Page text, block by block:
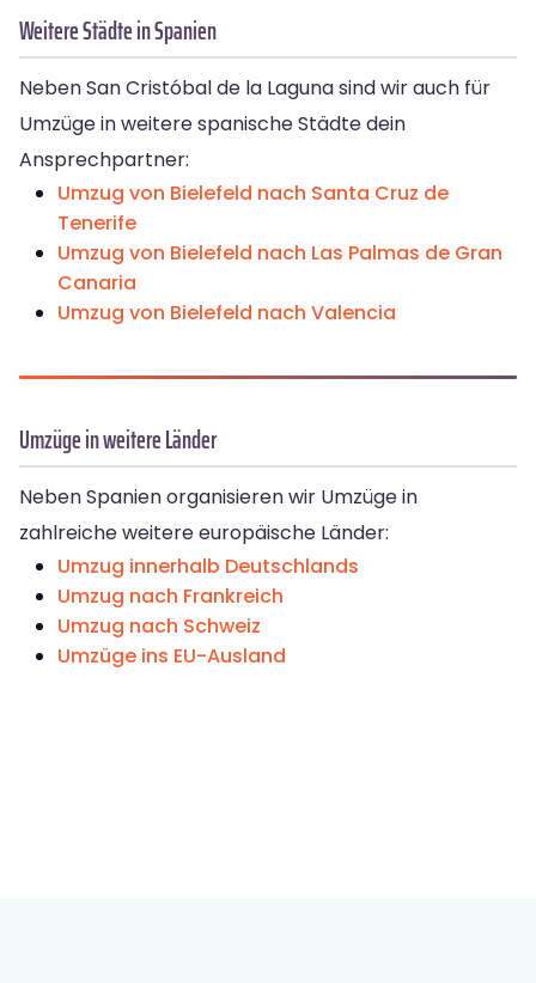
Weitere Städte in Spanien
Neben San Cristóbal de la Laguna sind wir auch für
Umzüge in weitere spanische Städte dein
Ansprechpartner:
Umzug von Bielefeld nach Santa Cruz de
Tenerife
Umzug von Bielefeld nach Las Palmas de Gran
Canaria
Umzug von Bielefeld nach Valencia
Umzüge in weitere Länder
Neben Spanien organisieren wir Umzüge in
zahlreiche weitere europäische Länder:
Umzug innerhalb Deutschlands
Umzug nach Frankreich
Umzug nach Schweiz
Umzüge ins EU-Ausland